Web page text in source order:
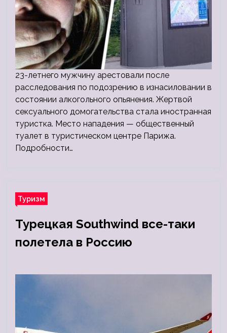
23-летнего мужчину арестовали после
расследования по подозрению в изнасиловании в
состоянии алкогольного опьянения. Жертвой
сексуального домогательства стала иностранная
туристка. Место нападения — общественный
туалет в туристическом центре Парижа.
Подробности…
Туризм
Турецкая Southwind все-таки
полетела в Россию